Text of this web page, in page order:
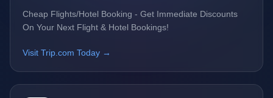
Cheap Flights/Hotel Booking - Get Immediate Discounts
On Your Next Flight & Hotel Bookings!
Visit Trip.com Today →